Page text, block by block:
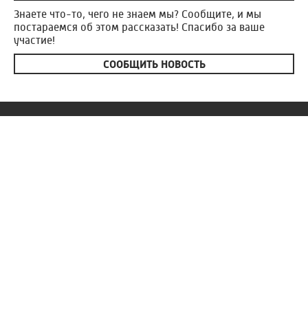
Знаете что-то, чего не знаем мы? Сообщите, и мы
постараемся об этом рассказать! Спасибо за ваше
участие!
СООБЩИТЬ НОВОСТЬ